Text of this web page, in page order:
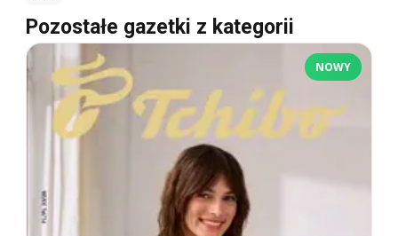
Pozostałe gazetki z kategorii
NOWY